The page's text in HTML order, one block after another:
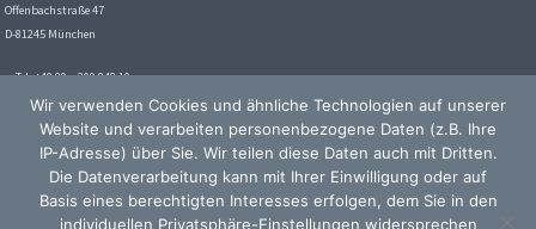
Offenbachstraße 47
D-81245 München
Tel. +49 89 – 209 848 10
Courriel:info@circle2.de
Wir verwenden Cookies und ähnliche Technologien auf unserer
Website und verarbeiten personenbezogene Daten (z.B. Ihre
IP-Adresse) über Sie. Wir teilen diese Daten auch mit Dritten.
Die Datenverarbeitung kann mit Ihrer Einwilligung oder auf
Basis eines berechtigten Interesses erfolgen, dem Sie in den
individuellen Privatsphäre-Einstellungen widersprechen